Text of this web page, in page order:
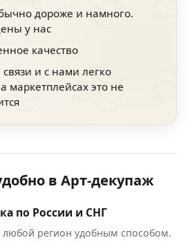
дороже и намного.
у нас
качество
и с нами легко
маркетплейсах это не
в Арт-декупаж
по России и СНГ
любой регион удобным способом.